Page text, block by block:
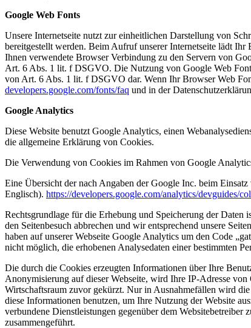
Google Web Fonts
Unsere Internetseite nutzt zur einheitlichen Darstellung von
bereitgestellt werden. Beim Aufruf unserer Internetseite lädt
Ihnen verwendete Browser Verbindung zu den Servern von
Art. 6 Abs. 1 lit. f DSGVO. Die Nutzung von Google Web
von Art. 6 Abs. 1 lit. f DSGVO dar. Wenn Ihr Browser Web
developers.google.com/fonts/faq und in der
Google Analytics
Diese Website benutzt Google Analytics, einen
die allgemeine Erklärung von Cookies.
Die Verwendung von Cookies im Rahmen von Google
Eine Übersicht der nach Angaben der Google Inc. beim
Englisch). https://developers.google.com/analytics/devguides/
Rechtsgrundlage für die Erhebung und Speicherung der
den Seitenbesuch abbrechen und wir entsprechend unsere
haben auf unserer Webseite Google Analytics um den Code
nicht möglich, die erhobenen Analysedaten einer bestimmten
Die durch die Cookies erzeugten Informationen über Ihre
Anonymisierung auf dieser Webseite, wird Ihre IP-Adresse
Wirtschaftsraum zuvor gekürzt. Nur in Ausnahmefällen wird
diese Informationen benutzen, um Ihre Nutzung der Website
verbundene Dienstleistungen gegenüber dem
zusammengeführt.